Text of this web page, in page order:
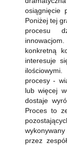
osiągnięcie
Poniżej tej
procesu
konkretną
interesuje
ilościowymi.
procesy -
lub więcej
dostaje
Proces to
przez